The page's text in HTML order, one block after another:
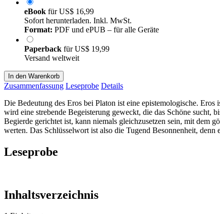
eBook fürUS$ 16,99
Sofort herunterladen. Inkl. MwSt.
Format: PDF und ePUB – für alle Geräte
Paperback fürUS$ 19,99
Versand weltweit
In den Warenkorb
Zusammenfassung Leseprobe Details
Die Bedeutung des Eros bei Platon ist eine epistemologische.
wird eine strebende Begeisterung geweckt, die das Schöne sucht,
Begierde gerichtet ist, kann niemals gleichzusetzen sein, mit dem
werten. Das Schlüsselwort ist also die Tugend Besonnenheit, denn
Leseprobe
Inhaltsverzeichnis